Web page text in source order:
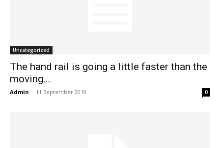
Uncategorized
The hand rail is going a little faster than the
moving...
Admin - 11 September 2019 0